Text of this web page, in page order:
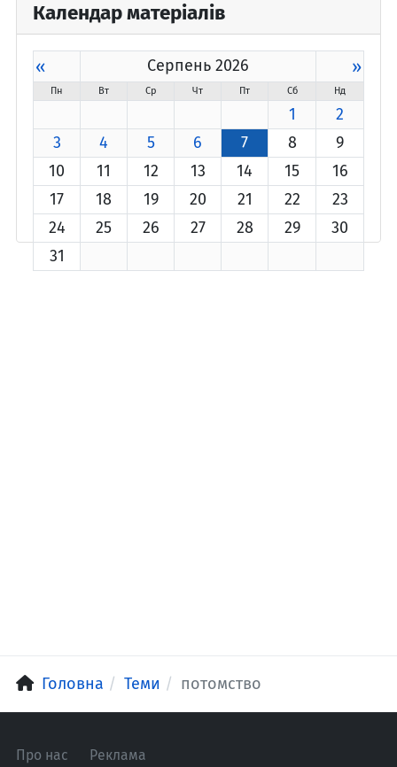
Календар матеріалів
« Серпень 2026 »
Пн Вт Ср Чт Пт Сб Нд
1
2
3
4 5 6 7 8
9
10
11 12 13 14 15
16
17
18 19 20 21 22
23
24
25 26 27 28 29
30
31
Головна Теми потомство
Про нас Реклама